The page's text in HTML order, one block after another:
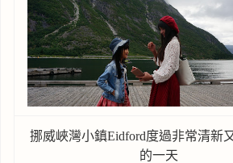
挪威峽灣小鎮Eidford度過非常清新
的一天